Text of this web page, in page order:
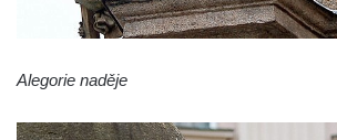
Sloup Nejsvětější Trojice ve Žluticích
Místě
Sloup se sochami Ukřižovaného a Bolestné
Alegorie naděje